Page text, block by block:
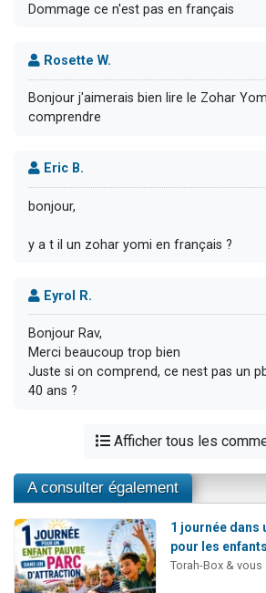
Dommage ce n'est pas en français
Rosette W.
Bonjour j'aimerais bien lire le Zohar
comprendre
Eric B.
bonjour,
y a t il un zohar yomi en français ?
Eyrol R.
Bonjour Rav,
Merci beaucoup trop bien
Juste si on comprend, ce nest pas un
40 ans ?
Afficher tous les
A consulter également
1 journée dans
pour les
Torah-Box & vous